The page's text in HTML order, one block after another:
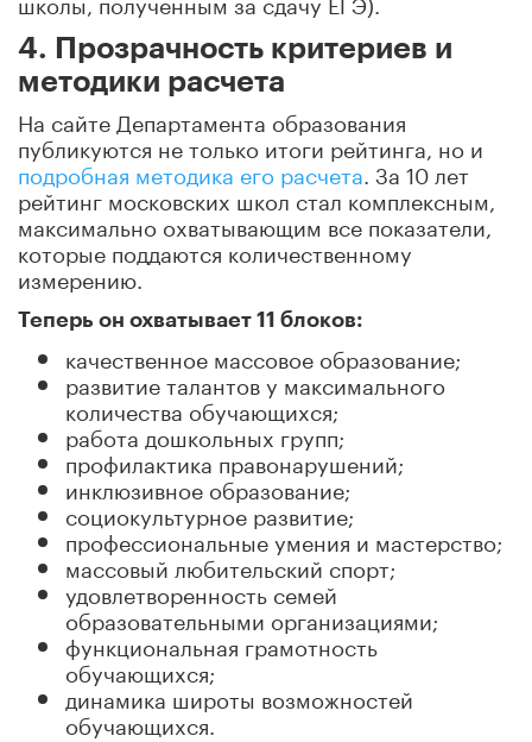
4. Прозрачность критериев и
методики расчета
На сайте Департамента образования
публикуются не только итоги рейтинга, но и
подробная методика его расчета . За 10 лет
рейтинг московских школ стал комплексным,
максимально охватывающим все показатели,
которые поддаются количественному
измерению.
Теперь он охватывает 11 блоков:
качественное массовое образование;
развитие талантов у максимального
количества обучающихся;
работа дошкольных групп;
профилактика правонарушений;
инклюзивное образование;
социокультурное развитие;
профессиональные умения и мастерство;
массовый любительский спорт;
удовлетворенность семей
образовательными организациями;
функциональная грамотность
обучающихся;
динамика широты возможностей
обучающихся.